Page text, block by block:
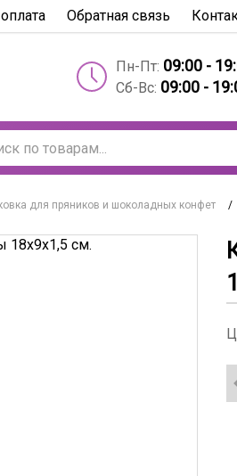
Обратная связь
Пн-Пт: 09:00 -
Сб-Вс: 09:00 -
для пряников и шоколадных конфет /